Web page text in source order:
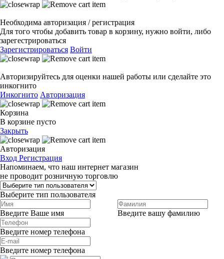
Необходима авторизация / регистрация
Для того чтобы добавить товар в корзину, нужно войти, либо
зарегестрироваться
Зарегистрироваться Войти
Авторизируйтесь для оценки нашей работы или сделайте это
инкогнито
Инкогнито Авторизация
Корзина
В корзине пусто
Закрыть
Авторизация
Вход Регистрация
Напоминаем, что наш интернет магазин
не проводит розничную торговлю
Выберите тип пользователя
Введите Ваше имя Введите вашу фамилию
Введите номер телефона
Введите номер телефона